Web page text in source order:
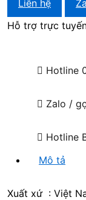
Liên hệ
Hỗ trợ trực
Hotline
Zalo /
Hotline
Mô tả
Xuất xứ : Việt